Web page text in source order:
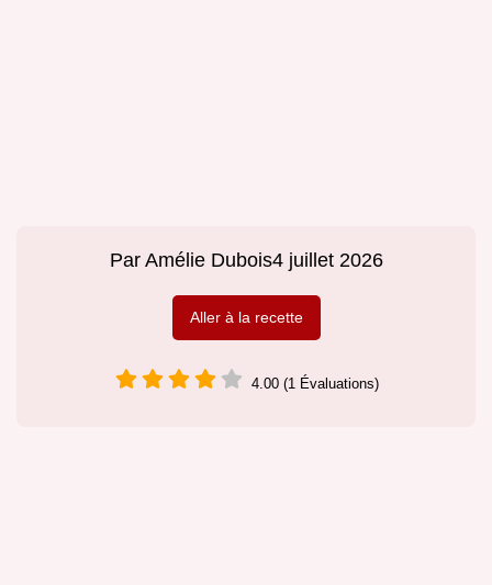
Par Amélie Dubois4 juillet 2026
Aller à la recette
4.00 (1 Évaluations)